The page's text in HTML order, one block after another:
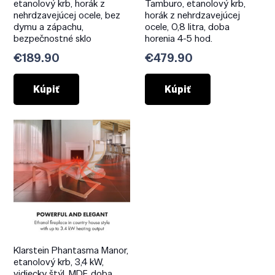
etanolový krb, horák z
nehrdzavejúcej ocele, bez
dymu a zápachu,
bezpečnostné sklo
€189.90
Kúpiť
Tamburo, etanolový krb,
horák z nehrdzavejúcej
ocele, 0,8 litra, doba
horenia 4-5 hod.
€479.90
Kúpiť
Klarstein Phantasma Manor,
etanolový krb, 3,4 kW,